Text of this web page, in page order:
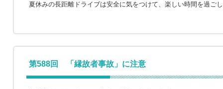
夏休みの長距離ドライブは安全に気をつけて、楽しい時間を過ご
第588回 「縁故者事故」に注意